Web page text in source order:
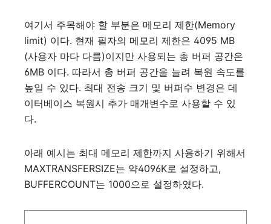
여기서 주목해야 할 부분은 메모리 제한(Memory
limit) 이다. 현재 필자의 메모리 제한은 4095 MB
(사용자 마다 다름)이지만 사용되는 총 버퍼 공간은
6MB 이다. 따라서 총 버퍼 공간을 늘려 복원 속도를
높일 수 있다. 최대 전송 크기 및 버퍼수 변경은 데
이터베이스 복원시 추가 매개변수로 사용할 수 있
다.
아래 예시는 최대 메모리 제한까지 사용하기 위해서
MAXTRANSFERSIZE는 약4096K로 설정하고,
BUFFERCOUNT는 1000으로 설정하였다.